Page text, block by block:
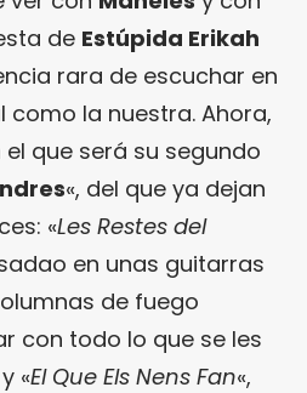
de Estúpida Erikah
rara de escuchar en
como la nuestra. Ahora,
que será su segundo
«, del que ya dejan
«Les Restes del
en unas guitarras
de fuego
con todo lo que se les
«El Que Els Nens Fan«,